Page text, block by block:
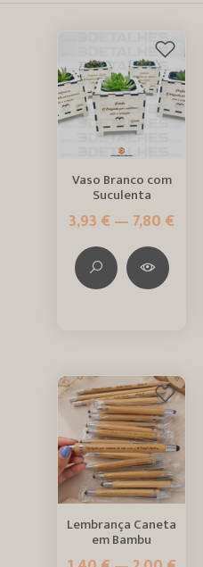
Vaso Branco com
Suculenta
3,93 € — 7,80 €
Lembrança Caneta
em Bambu